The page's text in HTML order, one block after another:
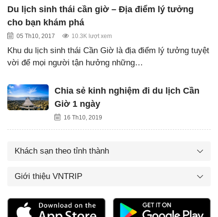
Du lịch sinh thái cần giờ – Địa điểm lý tưởng
cho bạn khám phá
05 Th10, 2017 10.3K lượt xem
Khu du lịch sinh thái Cần Giờ là địa điểm lý tưởng tuyệt
vời để mọi người tận hưởng những…
Chia sẻ kinh nghiệm đi du lịch Cần
Giờ 1 ngày
16 Th10, 2019
Khách sạn theo tỉnh thành
Giới thiệu VNTRIP